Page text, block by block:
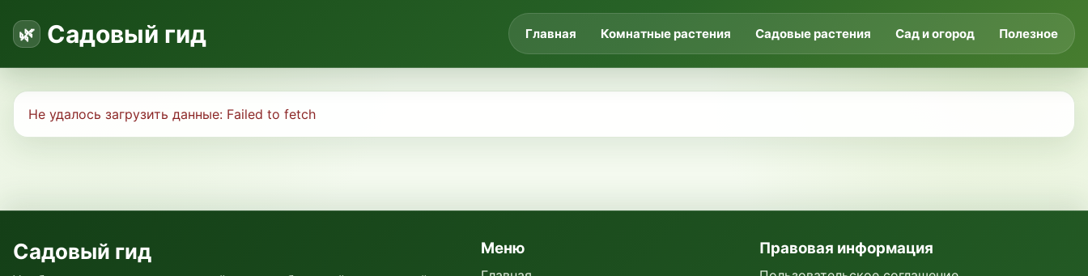
Садовый гид Главная Комнатные растения Садовые растения Сад и огород Полезное
Не удалось загрузить данные: Failed to fetch
Садовый гид Меню Правовая информация